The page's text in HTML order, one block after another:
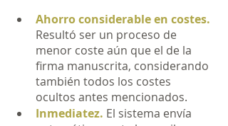
Ahorro considerable en costes.
Resultó ser un proceso de
menor coste aún que el de la
firma manuscrita, considerando
también todos los costes
ocultos antes mencionados.
Inmediatez. El sistema envía